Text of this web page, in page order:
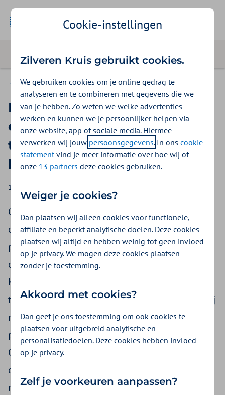
Zilveren Kruis voor pers en media
Hoe werken zorgverzekeraars
eraan om kraamzorg
toekomstbestending te
houden?
17-06-2025
Ouders en hun pas geboren kindje hebben recht
op goede kraamzorg. Deze ondersteuning geeft
pasgeboren baby’s een goede start en helpt de
ouders in de eerste dagen na een geboorte.
Kraamzorgorganisaties werken hard om ervoor
te zorgen dat iedere moeder de zorg krijgt die zij
nodig heeft. Echter, vanwege het tekort aan
personeel is dit een steeds grotere uitdaging.
Ook zorginhoudelijke en technologische
ontwikkelingen zorgen ervoor dat verandering
nodig is. De ambitie van zorgverzekeraars is
Cookie-instellingen
Zilveren Kruis gebruikt cookies.
We gebruiken cookies om je online gedrag te
analyseren en te combineren met gegevens die we
van je hebben. Zo weten we welke advertenties
werken en kunnen we je persoonlijker helpen via
onze website, app of sociale media. Hiermee
verwerken wij jouw persoonsgegevens. In onscookie
statementvind je meer informatie over hoe wij of
onze 13 partners deze cookies gebruiken.
Weiger je cookies?
Dan plaatsen wij alleen cookies voor functionele,
affiliate en beperkt analytische doelen. Deze cookies
plaatsen wij altijd en hebben weinig tot geen invloed
op je privacy. We mogen deze cookies plaatsen
zonder je toestemming.
Akkoord met cookies?
Dan geef je ons toestemming om ook cookies te
plaatsen voor uitgebreid analytische en
personalisatiedoelen. Deze cookies hebben invloed
op je privacy.
Zelf je voorkeuren aanpassen?